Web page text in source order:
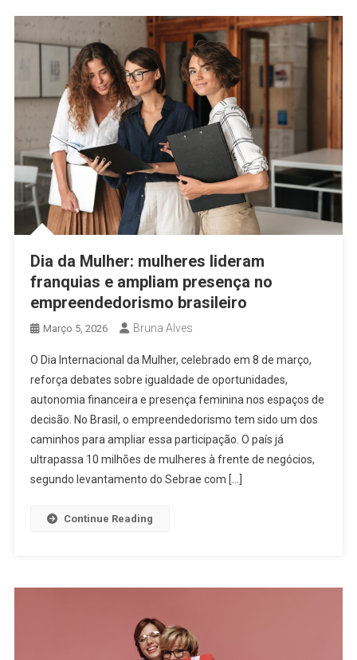
Dia da Mulher: mulheres lideram
franquias e ampliam presença no
empreendedorismo brasileiro
Março 5, 2026 Bruna Alves
O Dia Internacional da Mulher, celebrado em 8 de março,
reforça debates sobre igualdade de oportunidades,
autonomia financeira e presença feminina nos espaços de
decisão. No Brasil, o empreendedorismo tem sido um dos
caminhos para ampliar essa participação. O país já
ultrapassa 10 milhões de mulheres à frente de negócios,
segundo levantamento do Sebrae com […]
Continue Reading